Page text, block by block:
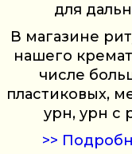
для
В магазине
нашего
числе
пластиковых,
урн, урн с
>>